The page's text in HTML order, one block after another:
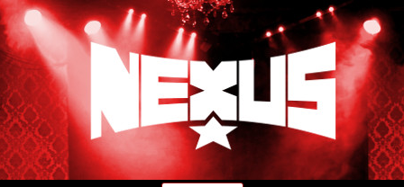
Zum
Inhalt
springen